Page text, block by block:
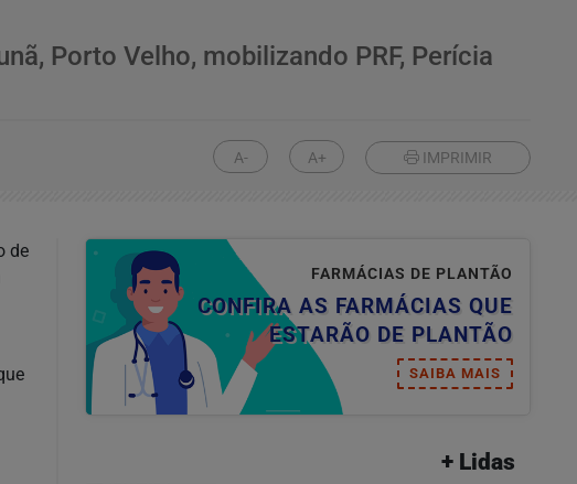
Porto Velho, mobilizando PRF, Perícia
A- A+ IMPRIMIR
de
FARMÁCIAS DE PLANTÃO
CONFIRA AS FARMÁCIAS QUE
ESTARÃO DE PLANTÃO
SAIBA MAIS
+ Lidas